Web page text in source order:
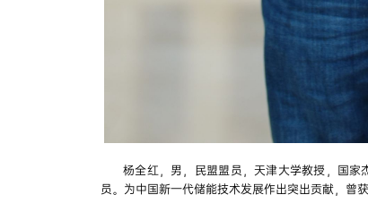
杨全红，男，民盟盟员，天津大学教授，国
员。为中国新一代储能技术发展作出突出贡献，曾